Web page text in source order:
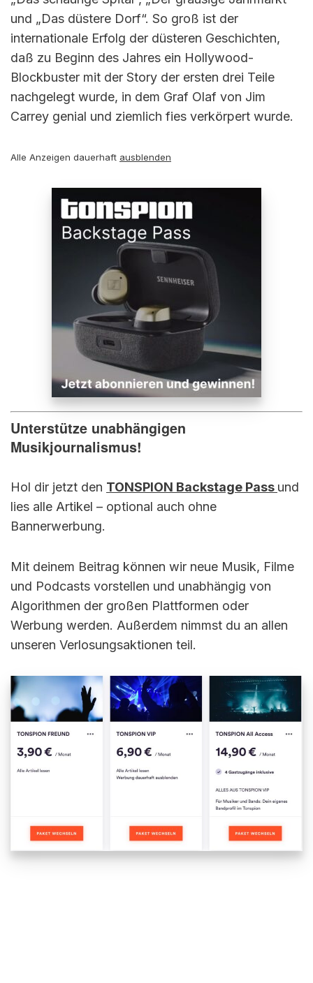
und „Das düstere Dorf“. So groß ist der
internationale Erfolg der düsteren Geschichten,
daß zu Beginn des Jahres ein Hollywood-
Blockbuster mit der Story der ersten drei Teile
nachgelegt wurde, in dem Graf Olaf von Jim
Carrey genial und ziemlich fies verkörpert wurde.
Alle Anzeigen dauerhaft ausblenden
Unterstütze unabhängigen
Musikjournalismus!
Hol dir jetzt den TONSPION Backstage Pass und
lies alle Artikel – optional auch ohne
Bannerwerbung.
Mit deinem Beitrag können wir neue Musik, Filme
und Podcasts vorstellen und unabhängig von
Algorithmen der großen Plattformen oder
Werbung werden. Außerdem nimmst du an allen
unseren Verlosungsaktionen teil.